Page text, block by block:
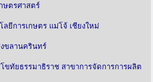
ษตรศาสตร์
ยีการเกษตร แม่โจ้ เชียงใหม่
ขลานครินทร์
ทัยธรรมาธิราช สาขาการจัดการการผลิต